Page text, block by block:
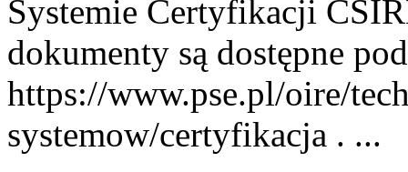
Systemie Certyfikacji
dokumenty są dostępne
https://www.pse.pl/oire/
systemow/certyfikacja . ...